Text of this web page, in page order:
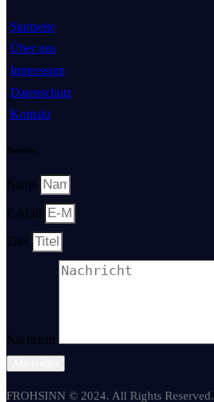
Startseite
Über uns
Impressum
Datenschutz
Kontakt
Termine
Name
E-Mail
Titel
Nachricht
FROHSINN © 2024. All Rights Reserved.